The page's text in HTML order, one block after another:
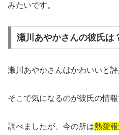
みたいです。
瀬川あやかさんの彼氏は
瀬川あやかさんはかわいいと評
そこで気になるのが彼氏の情報
調べましたが、今の所は熱愛